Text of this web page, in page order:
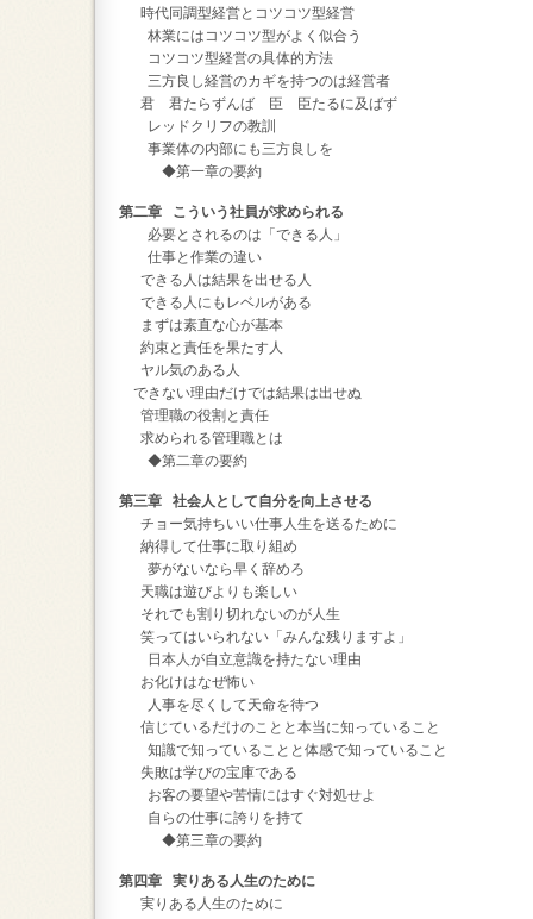
時代同調型経営とコツコツ型経営
林業にはコツコツ型がよく似合う
コツコツ型経営の具体的方法
三方良し経営のカギを持つのは経営者
君 君たらずんば 臣 臣たるに及ばず
レッドクリフの教訓
事業体の内部にも三方良しを
◆第一章の要約
第二章 こういう社員が求められる
必要とされるのは「できる人」
仕事と作業の違い
できる人は結果を出せる人
できる人にもレベルがある
まずは素直な心が基本
約束と責任を果たす人
ヤル気のある人
できない理由だけでは結果は出せぬ
管理職の役割と責任
求められる管理職とは
◆第二章の要約
第三章 社会人として自分を向上させる
チョー気持ちいい仕事人生を送るために
納得して仕事に取り組め
夢がないなら早く辞めろ
天職は遊びよりも楽しい
それでも割り切れないのが人生
笑ってはいられない「みんな残りますよ」
日本人が自立意識を持たない理由
お化けはなぜ怖い
人事を尽くして天命を待つ
信じているだけのことと本当に知っていること
知識で知っていることと体感で知っていること
失敗は学びの宝庫である
お客の要望や苦情にはすぐ対処せよ
自らの仕事に誇りを持て
◆第三章の要約
第四章 実りある人生のために
実りある人生のために